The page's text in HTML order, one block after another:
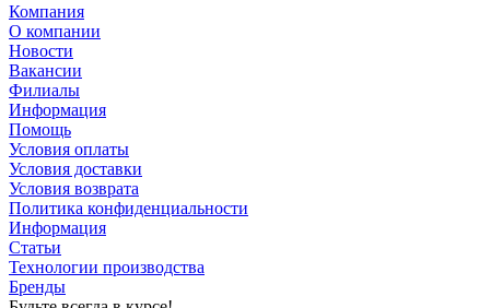
Компания
О компании
Новости
Вакансии
Филиалы
Информация
Помощь
Условия оплаты
Условия доставки
Условия возврата
Политика конфиденциальности
Информация
Статьи
Технологии производства
Бренды